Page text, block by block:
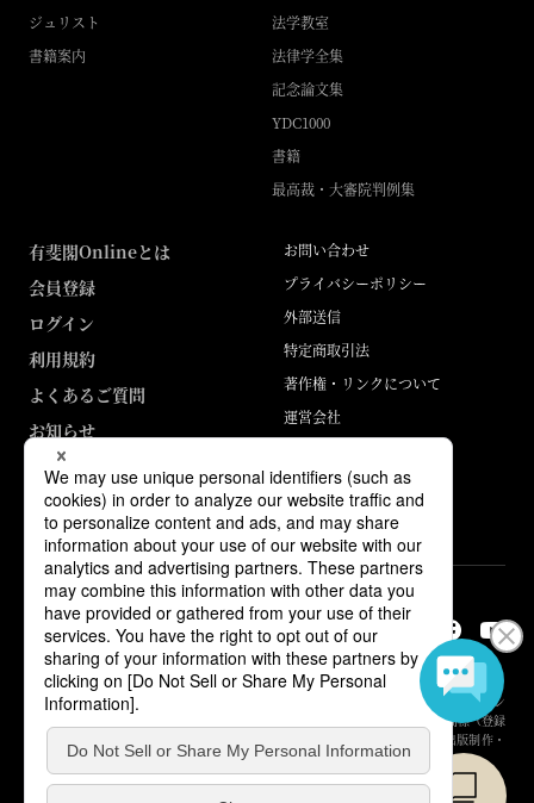
ジュリスト
書籍案内
法学教室
法律学全集
記念論文集
YDC1000
書籍
最高裁・大審院判例集
有斐閣Onlineとは
会員登録
ログイン
利用規約
よくあるご質問
お知らせ
お問い合わせ
プライバシーポリシー
外部送信
特定商取引法
著作権・リンクについて
運営会社
ABJマークは、この電子書店・電子書籍配信サービスが、著作権者からコン
テンツ使用許諾を得た正規版配信サービスであることを示す登録商標（登録
番号 第6091713号）です。詳しくは［ABJマーク］または［電子出版制作・
流通協議会］で検索してください。